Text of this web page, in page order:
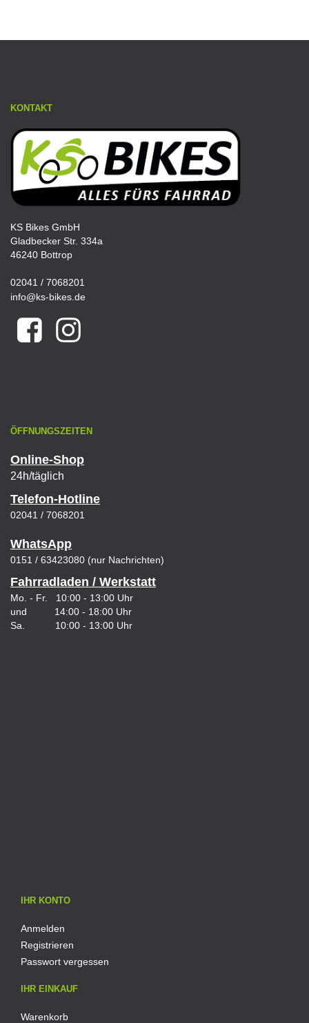
KONTAKT
KS Bikes GmbH
Gladbecker Str. 334a
46240 Bottrop
02041 / 7068201
info@ks-bikes.de
ÖFFNUNGSZEITEN
Online-Shop
24h/täglich
Telefon-Hotline
02041 / 7068201
WhatsApp
0151 / 63423080 (nur Nachrichten)
Fahrradladen / Werkstatt
Mo. - Fr. 10:00 - 13:00 Uhr
und 14:00 - 18:00 Uhr
Sa. 10:00 - 13:00 Uhr
IHR KONTO
Anmelden
Registrieren
Passwort vergessen
IHR EINKAUF
Warenkorb